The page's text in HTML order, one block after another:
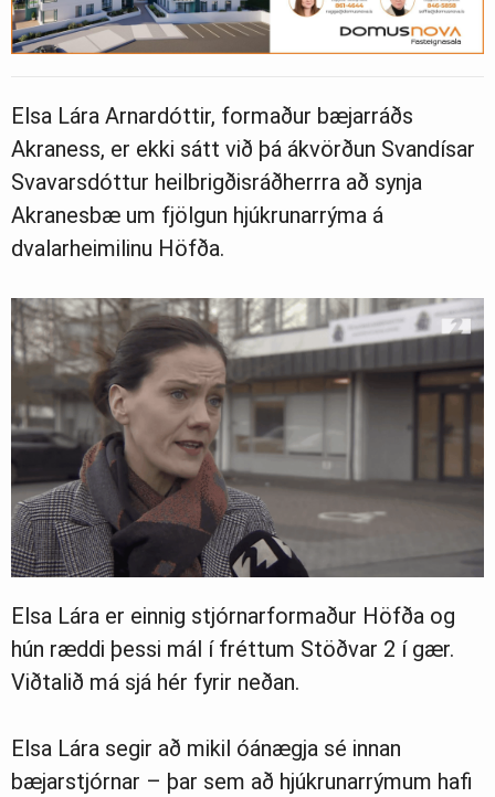
Elsa Lára Arnardóttir, formaður bæjarráðs
Akraness, er ekki sátt við þá ákvörðun Svandísar
Svavarsdóttur heilbrigðisráðherrra að synja
Akranesbæ um fjölgun hjúkrunarrýma á
dvalarheimilinu Höfða.
Elsa Lára er einnig stjórnarformaður Höfða og
hún ræddi þessi mál í fréttum Stöðvar 2 í gær.
Viðtalið má sjá hér fyrir neðan.
Elsa Lára segir að mikil óánægja sé innan
bæjarstjórnar – þar sem að hjúkrunarrýmum hafi